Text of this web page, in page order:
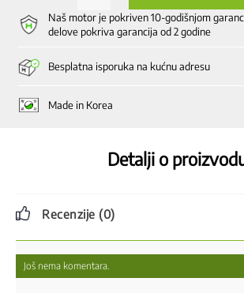
količina
Naš motor je pokriven 10-godišnjom
delove pokriva garancija od 2 godine
Besplatna isporuka na kućnu adresu
Made in Korea
Detalji o
Recenzije (0)
Još nema komentara.